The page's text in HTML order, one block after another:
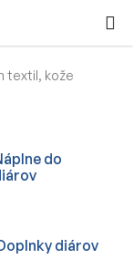
KOŠÍK
textil, kože
do
diárov